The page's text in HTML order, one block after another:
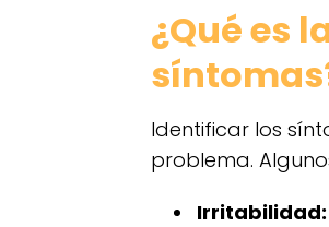
¿Qué es
Identificar los
problema.
Irritabilidad: